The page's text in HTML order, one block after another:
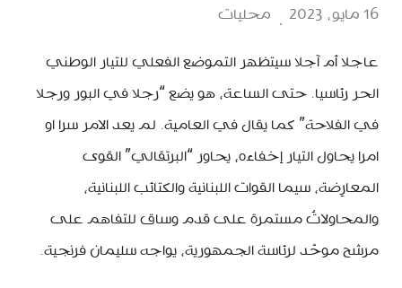
16 مايو، 2023 محليات
عاجلا أم آجلا سيتظهر التموضع الفعلي للتيار الوطني
الحر رئاسيا. حتى الساعة، هو يضع “رجلا في البور ورجلا
في الفلاحة” كما يقال في العامية. لم يعد الامر سرا او
امرا يحاول التيار إخفاءه، يحاور “البرتقالي” القوى
المعارِضة، سيما القوات اللبنانية والكتائب اللبنانية،
والمحاولاتُ مستمرة على قدم وساق للتفاهم على
مرشح موحّد لرئاسة الجمهورية، يواجه سليمان فرنجية.